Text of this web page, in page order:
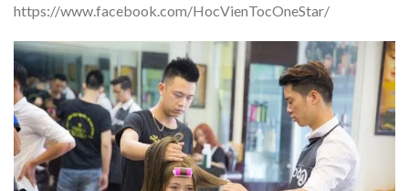
https://www.facebook.com/HocVienTocOneStar/